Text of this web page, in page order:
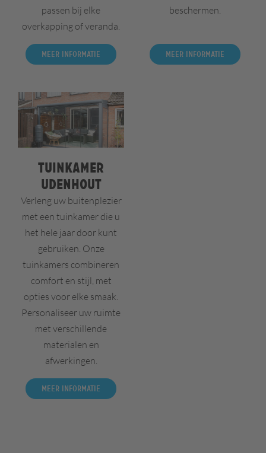
passen bij elke
overkapping of veranda.
Meer informatie
beschermen.
Meer informatie
Tuinkamer
Udenhout
Verleng uw buitenplezier
met een tuinkamer die u
het hele jaar door kunt
gebruiken. Onze
tuinkamers combineren
comfort en stijl, met
opties voor elke smaak.
Personaliseer uw ruimte
met verschillende
materialen en
afwerkingen.
Meer informatie